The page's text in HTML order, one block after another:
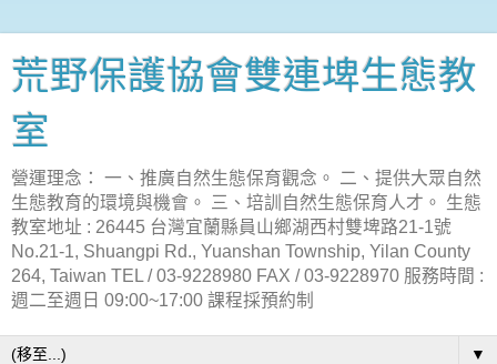
荒野保護協會雙連埤生態教
室
營運理念： 一、推廣自然生態保育觀念。 二、提供大眾自然
生態教育的環境與機會。 三、培訓自然生態保育人才。 生態
教室地址 : 26445 台灣宜蘭縣員山鄉湖西村雙埤路21-1號
No.21-1, Shuangpi Rd., Yuanshan Township, Yilan County
264, Taiwan TEL / 03-9228980 FAX / 03-9228970 服務時間 :
週二至週日 09:00~17:00 課程採預約制
▼